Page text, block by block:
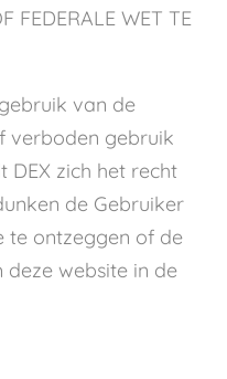
FEDERALE WET TE
van de
verboden gebruik
DEX zich het recht
de Gebruiker
te ontzeggen of de
website in de